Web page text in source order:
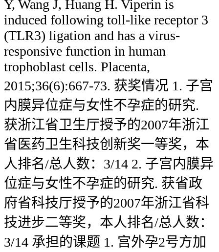
Y, Wang J, Huang H. Viperin is
induced following toll-like receptor 3
(TLR3) ligation and has a virus-
responsive function in human
trophoblast cells. Placenta,
2015;36(6):667-73. 获奖情况 1. 子宫
内膜异位症与女性不孕症的研究.
获浙江省卫生厅授予的2007年浙江
省医药卫生科技创新奖一等奖，本
人排名/总人数：3/14 2. 子宫内膜异
位症与女性不孕症的研究. 获省政
府省科技厅授予的2007年浙江省科
技进步二等奖，本人排名/总人数：
3/14 承担的课题 1. 宫外孕2号方加